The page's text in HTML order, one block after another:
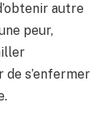
autre
peur,
s’enfermer